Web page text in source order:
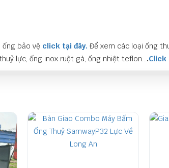
ống bảo vệ click tại đây. Để xem các loại ống
lực, ống inox ruột gà, ống nhiệt teflon….Click